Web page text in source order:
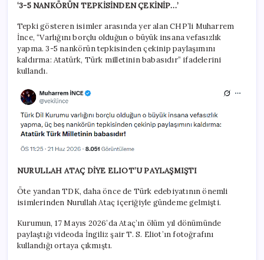
‘3-5 NANKÖRÜN TEPKİSİNDEN ÇEKİNİP…’
Tepki gösteren isimler arasında yer alan CHP’li Muharrem
İnce, “Varlığını borçlu olduğun o büyük insana vefasızlık
yapma. 3-5 nankörün tepkisinden çekinip paylaşımını
kaldırma: Atatürk, Türk milletinin babasıdır” ifadelerini
kullandı.
NURULLAH ATAÇ DİYE ELIOT’U PAYLAŞMIŞTI
Öte yandan TDK, daha önce de Türk edebiyatının önemli
isimlerinden Nurullah Ataç içeriğiyle gündeme gelmişti.
Kurumun, 17 Mayıs 2026’da Ataç’ın ölüm yıl dönümünde
paylaştığı videoda İngiliz şair T. S. Eliot’ın fotoğrafını
kullandığı ortaya çıkmıştı.